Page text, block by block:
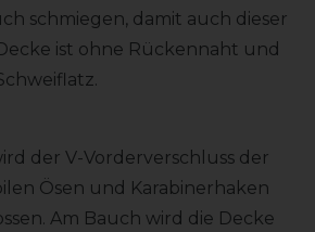
schmiegen, damit auch dieser
ist ohne Rückennaht und
der V-Vorderverschluss der
Ösen und Karabinerhaken
Am Bauch wird die Decke